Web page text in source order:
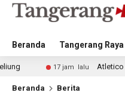
Beranda Tangerang Raya
17 jam lalu Atletico Madrid dan
Beranda Berita